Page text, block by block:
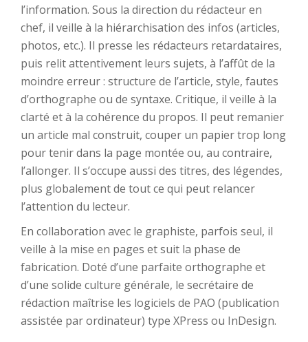
l’information. Sous la direction du rédacteur en
chef, il veille à la hiérarchisation des infos (articles,
photos, etc.). Il presse les rédacteurs retardataires,
puis relit attentivement leurs sujets, à l’affût de la
moindre erreur : structure de l’article, style, fautes
d’orthographe ou de syntaxe. Critique, il veille à la
clarté et à la cohérence du propos. Il peut remanier
un article mal construit, couper un papier trop long
pour tenir dans la page montée ou, au contraire,
l’allonger. Il s’occupe aussi des titres, des légendes,
plus globalement de tout ce qui peut relancer
l’attention du lecteur.
En collaboration avec le graphiste, parfois seul, il
veille à la mise en pages et suit la phase de
fabrication. Doté d’une parfaite orthographe et
d’une solide culture générale, le secrétaire de
rédaction maîtrise les logiciels de PAO (publication
assistée par ordinateur) type XPress ou InDesign.